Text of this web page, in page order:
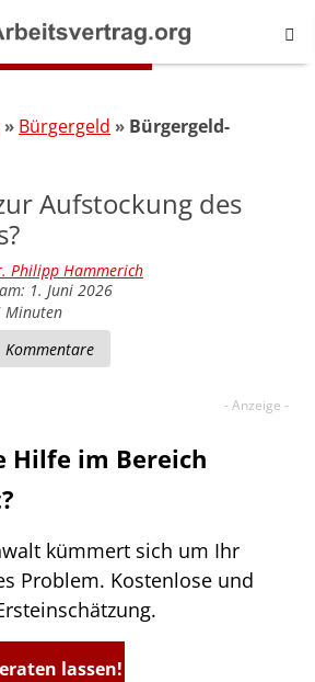
Bürgergeld
Bürgergeld-
Aufstockung des
Philipp Hammerich
1. Juni 2026
Minuten
Kommentare
Hilfe im Bereich
kümmert sich um Ihr
Problem. Kostenlose und
lassen!